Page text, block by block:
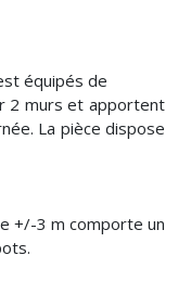
équipés de
2 murs et apportent
La pièce dispose
+/-3 m comporte un